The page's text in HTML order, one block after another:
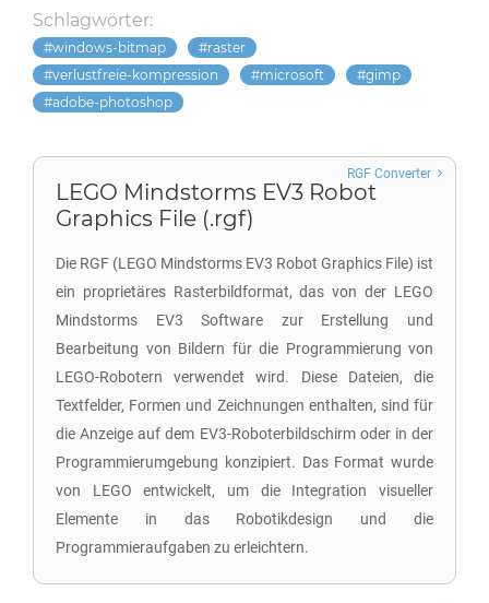
Schlagwörter:
windows-bitmap
raster
verlustfreie-kompression
microsoft
gimp
adobe-photoshop
LEGO Mindstorms EV3 Robot
Graphics File (.rgf)
Die RGF (LEGO Mindstorms EV3 Robot Graphics File) ist
ein proprietäres Rasterbildformat, das von der LEGO
Mindstorms EV3 Software zur Erstellung und
Bearbeitung von Bildern für die Programmierung von
LEGO-Robotern verwendet wird. Diese Dateien, die
Textfelder, Formen und Zeichnungen enthalten, sind für
die Anzeige auf dem EV3-Roboterbildschirm oder in der
Programmierumgebung konzipiert. Das Format wurde
von LEGO entwickelt, um die Integration visueller
Elemente in das Robotikdesign und die
Programmieraufgaben zu erleichtern.
RGF Converter